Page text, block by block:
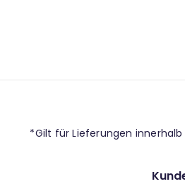
*Gilt für Lieferungen